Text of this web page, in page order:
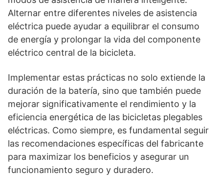
Alternar entre diferentes niveles de asistencia
eléctrica puede ayudar a equilibrar el consumo
de energía y prolongar la vida del componente
eléctrico central de la bicicleta.
Implementar estas prácticas no solo extiende la
duración de la batería, sino que también puede
mejorar significativamente el rendimiento y la
eficiencia energética de las bicicletas plegables
eléctricas. Como siempre, es fundamental seguir
las recomendaciones específicas del fabricante
para maximizar los beneficios y asegurar un
funcionamiento seguro y duradero.